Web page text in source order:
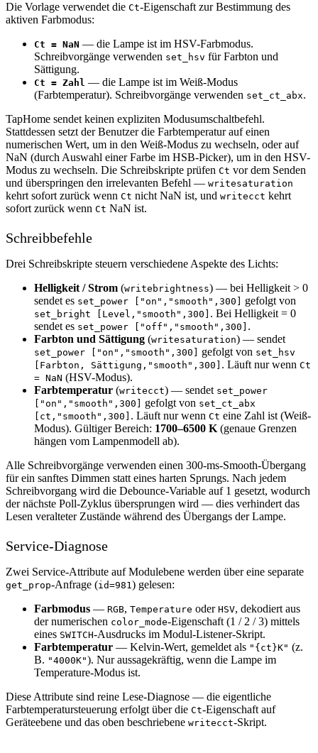
Die Vorlage verwendet die Ct-Eigenschaft zur Bestimmung des
aktiven Farbmodus:
Ct = NaN — die Lampe ist im HSV-Farbmodus.
Schreibvorgänge verwenden set_hsv für Farbton und
Sättigung.
Ct = Zahl — die Lampe ist im Weiß-Modus
(Farbtemperatur). Schreibvorgänge verwenden set_ct_abx.
TapHome sendet keinen expliziten Modusumschaltbefehl.
Stattdessen setzt der Benutzer die Farbtemperatur auf einen
numerischen Wert, um in den Weiß-Modus zu wechseln, oder auf
NaN (durch Auswahl einer Farbe im HSB-Picker), um in den HSV-
Modus zu wechseln. Die Schreibskripte prüfen Ct vor dem Senden
und überspringen den irrelevanten Befehl — writesaturation
kehrt sofort zurück wenn Ct nicht NaN ist, und writecct kehrt
sofort zurück wenn Ct NaN ist.
Schreibbefehle
Drei Schreibskripte steuern verschiedene Aspekte des Lichts:
Helligkeit / Strom (writebrightness) — bei Helligkeit > 0
sendet es set_power ["on","smooth",300] gefolgt von
set_bright [Level,"smooth",300] . Bei Helligkeit = 0
sendet es set_power ["off","smooth",300] .
Farbton und Sättigung (writesaturation) — sendet
set_power ["on","smooth",300] gefolgt von set_hsv
[Farbton, Sättigung,"smooth",300] . Läuft nur wenn Ct
= NaN (HSV-Modus).
Farbtemperatur (writecct) — sendet set_power
["on","smooth",300]
gefolgt von set_ct_abx
[ct,"smooth",300] . Läuft nur wenn Ct eine Zahl ist (Weiß-
Modus). Gültiger Bereich: 1700–6500 K (genaue Grenzen
hängen vom Lampenmodell ab).
Alle Schreibvorgänge verwenden einen 300-ms-Smooth-Übergang
für ein sanftes Dimmen statt eines harten Sprungs. Nach jedem
Schreibvorgang wird die Debounce-Variable auf 1 gesetzt, wodurch
der nächste Poll-Zyklus übersprungen wird — dies verhindert das
Lesen veralteter Zustände während des Übergangs der Lampe.
Service-Diagnose
Zwei Service-Attribute auf Modulebene werden über eine separate
get_prop-Anfrage (id=981) gelesen:
Farbmodus — RGB, Temperature oder HSV, dekodiert aus
der numerischen color_mode-Eigenschaft (1 / 2 / 3) mittels
eines SWITCH-Ausdrucks im Modul-Listener-Skript.
Farbtemperatur — Kelvin-Wert, gemeldet als "{ct}K" (z.
B. "4000K"). Nur aussagekräftig, wenn die Lampe im
Temperature-Modus ist.
Diese Attribute sind reine Lese-Diagnose — die eigentliche
Farbtemperatursteuerung erfolgt über die Ct-Eigenschaft auf
Geräteebene und das oben beschriebene writecct-Skript.